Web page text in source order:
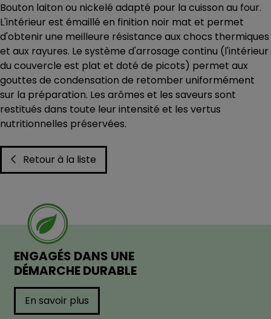
Bouton laiton ou nickelé adapté pour la cuisson au four.
L'intérieur est émaillé en finition noir mat et permet
d'obtenir une meilleure résistance aux chocs thermiques
et aux rayures. Le système d'arrosage continu (l'intérieur
du couvercle est plat et doté de picots) permet aux
gouttes de condensation de retomber uniformément
sur la préparation. Les arômes et les saveurs sont
restitués dans toute leur intensité et les vertus
nutritionnelles préservées.
Retour à la liste
ENGAGÉS DANS UNE
DÉMARCHE DURABLE
En savoir plus